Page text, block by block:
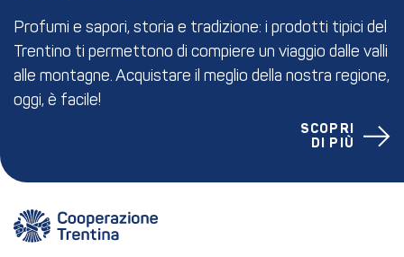
Profumi e sapori, storia e tradizione: i prodotti tipici del
Trentino ti permettono di compiere un viaggio dalle valli
alle montagne. Acquistare il meglio della nostra regione,
oggi, è facile!
SCOPRI
DI PIÙ